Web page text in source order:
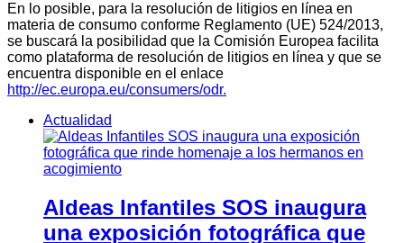
En lo posible, para la resolución de litigios en línea en
materia de consumo conforme Reglamento (UE) 524/2013,
se buscará la posibilidad que la Comisión Europea facilita
como plataforma de resolución de litigios en línea y que se
encuentra disponible en el enlace
http://ec.europa.eu/consumers/odr.
Actualidad
Aldeas Infantiles SOS inaugura
una exposición fotográfica que